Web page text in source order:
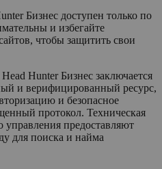
Бизнес доступен только по
и избегайте
чтобы защитить свои
Hunter Бизнес заключается
и верифицированный ресурс,
и безопасное
протокол. Техническая
предоставляют
для поиска и найма